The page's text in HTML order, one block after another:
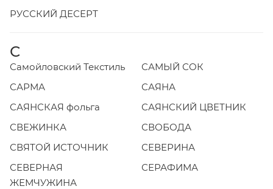
РУССКИЙ ДЕСЕРТ
С
Самойловский Текстиль
САМЫЙ СОК
САРМА
САЯНА
САЯНСКАЯ фольга
САЯНСКИЙ ЦВЕТНИК
СВЕЖИНКА
СВОБОДА
СВЯТОЙ ИСТОЧНИК
СЕВЕРИНА
СЕВЕРНАЯ
ЖЕМЧУЖИНА
СЕРАФИМА